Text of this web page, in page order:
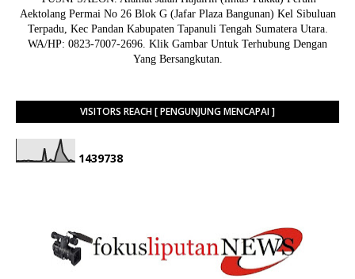
Aektolang Permai No 26 Blok G (Jafar Plaza Bangunan) Kel Sibuluan
Terpadu, Kec Pandan Kabupaten Tapanuli Tengah Sumatera Utara.
WA/HP: 0823-7007-2696. Klik Gambar Untuk Terhubung Dengan
Yang Bersangkutan.
VISITORS REACH [ PENGUNJUNG MENCAPAI ]
1439738